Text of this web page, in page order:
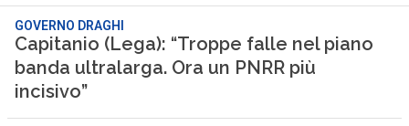
GOVERNO DRAGHI
Capitanio (Lega): “Troppe falle nel piano
banda ultralarga. Ora un PNRR più
incisivo”